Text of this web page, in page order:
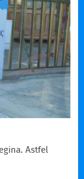
Astfel